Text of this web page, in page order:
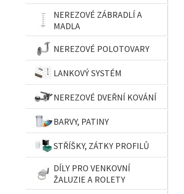
NEREZOVÉ ZÁBRADLÍ A
MADLA
NEREZOVÉ POLOTOVARY
LANKOVÝ SYSTÉM
NEREZOVÉ DVEŘNÍ KOVÁNÍ
BARVY, PATINY
STŘÍŠKY, ZÁTKY PROFILŮ
DÍLY PRO VENKOVNÍ
ŽALUZIE A ROLETY